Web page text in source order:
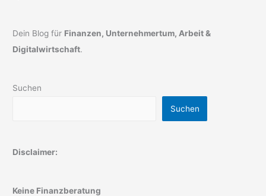
Dein Blog für Finanzen, Unternehmertum, Arbeit &
Digitalwirtschaft.
Suchen
Suchen
Disclaimer:
Keine Finanzberatung